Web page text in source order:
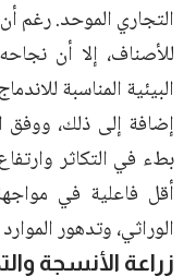
التجاري الموحد. رغم
للأصناف، إلا أن
البيئية المناسبة
إضافة إلى ذلك، ووفق
بطء في التكاثر
أقل فاعلية في
الوراثي، وتدهور
زراعة الأنسجة